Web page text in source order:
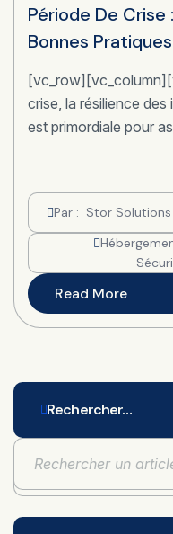
Période De Crise
Bonnes Pratiques
crise, la résilience
est primordiale pour
Par : Stor Solutions
Read More
Rechercher…